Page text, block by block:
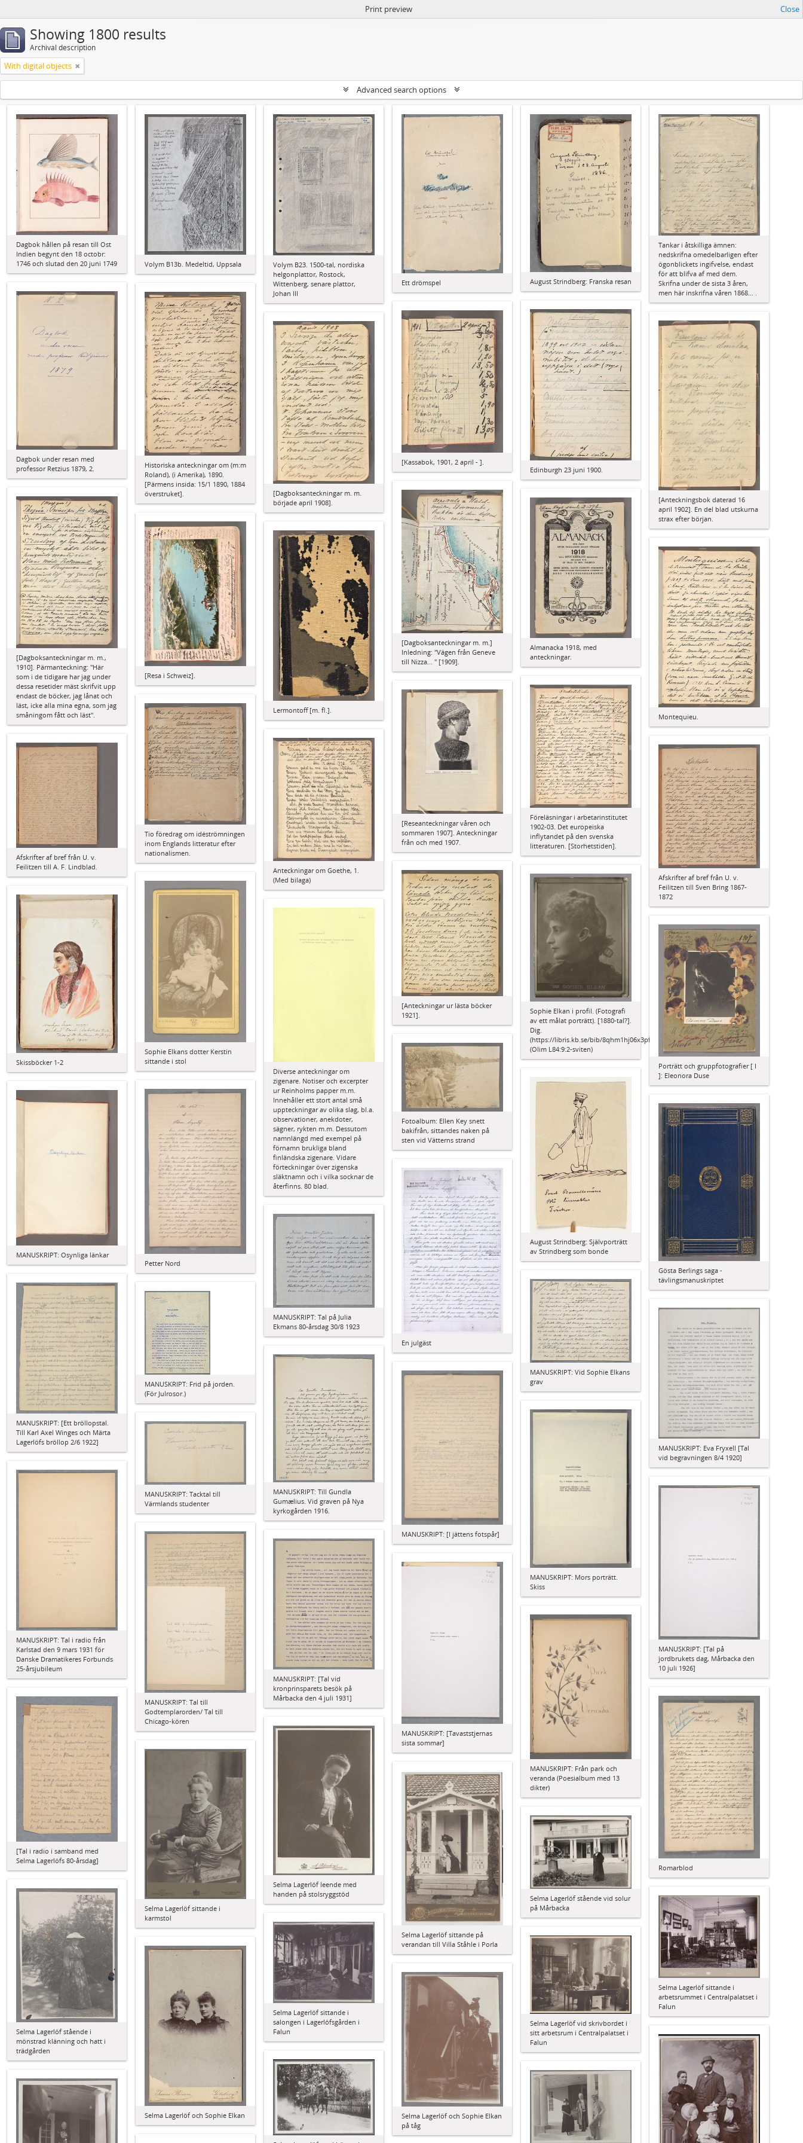
Print preview Close
Showing 1800 results
Archival description
With digital objects
Advanced search options
Dagbok hållen på resan till Ost
Indien begynt den 18 octobr:
1746 och slutad den 20 juni 1749
Volym B13b. Medeltid, Uppsala
Volym B23. 1500-tal, nordiska
helgonplattor, Rostock,
Wittenberg, senare plattor,
Johan III
Ett drömspel August Strindberg: Franska resan
Tankar i åtskilliga ämnen:
nedskrifna omedelbarligen efter
ögonblickets ingifvelse, endast
för att blifva af med dem.
Skrifna under de sista 3 åren,
men här inskrifna våren 1868... .
Dagbok under resan med
professor Retzius 1879, 2.
Historiska anteckningar om (m:m
Roland), (i Amerika), 1890.
[Pärmens insida: 15/1 1890, 1884
överstruket].
Edinburgh 23 juni 1900.
[Kassabok, 1901, 2 april - ].
[Anteckningsbok daterad 16
april 1902]. En del blad utskurna
strax efter början.
[Dagboksanteckningar m. m.
började april 1908].
[Dagboksanteckningar m. m.]
Inledning: "Vägen från Geneve
till Nizza... " [1909].
[Dagboksanteckningar m. m.,
1910]. Pärmanteckning: "Här
som i de tidigare har jag under
dessa resetider mäst skrifvit upp
endast de böcker, jag lånat och
läst, icke alla mina egna, som jag
småningom fått och läst".
Almanacka 1918, med
anteckningar.
[Resa i Schweiz].
Lermontoff [m. fl.].
Montequieu.
Föreläsningar i arbetarinstitutet
1902-03. Det europeiska
inflytandet på den svenska
litteraturen. [Storhetstiden].
[Reseanteckningar våren och
sommaren 1907]. Anteckningar
från och med 1907.
Tio föredrag om idéströmningen
inom Englands litteratur efter
nationalismen.
Anteckningar om Goethe, 1.
(Med bilaga)
Afskrifter af bref från U. v.
Feilitzen till A. F. Lindblad.
Afskrifter af bref från U. v.
Feilitzen till Sven Bring 1867-
1872
[Anteckningar ur lästa böcker
1921].
Sophie Elkan i profil. (Fotografi
av ett målat porträtt). [1880-tal?].
Dig.
(https://libris.kb.se/bib/8qhm1hj06x3pf496)
(Olim L84:9:2-sviten)
Sophie Elkans dotter Kerstin
sittande i stol
Skissböcker 1-2
Diverse anteckningar om
zigenare. Notiser och excerpter
ur Reinholms papper m.m.
Innehåller ett stort antal små
uppteckningar av olika slag, bl.a.
observationer, anekdoter,
sägner, rykten m.m. Dessutom
namnlängd med exempel på
förnamn brukliga bland
finländska zigenare. Vidare
förteckningar över zigenska
släktnamn och i vilka socknar de
återfinns. 80 blad.
Porträtt och gruppfotografier [ I
]: Eleonora Duse
Fotoalbum: Ellen Key snett
bakifrån, sittandes naken på
sten vid Vätterns strand
August Strindberg: Självporträtt
av Strindberg som bonde
Petter Nord
MANUSKRIPT: Osynliga länkar
Gösta Berlings saga -
tävlingsmanuskriptet
En julgäst
MANUSKRIPT: Tal på Julia
Ekmans 80-årsdag 30/8 1923
MANUSKRIPT: Vid Sophie Elkans
grav
MANUSKRIPT: [Ett bröllopstal.
Till Karl Axel Winges och Märta
Lagerlöfs bröllop 2/6 1922]
MANUSKRIPT: Frid på jorden.
(För Julrosor.)
MANUSKRIPT: Eva Fryxell [Tal
vid begravningen 8/4 1920]
MANUSKRIPT: Till Gundla
Gumælius. Vid graven på Nya
kyrkogården 1916.
MANUSKRIPT: [I jättens fotspår]
MANUSKRIPT: Mors porträtt.
Skiss
MANUSKRIPT: Tacktal till
Värmlands studenter
MANUSKRIPT: Tal i radio från
Karlstad den 9 mars 1931 för
Danske Dramatikeres Forbunds
25-årsjubileum
MANUSKRIPT: [Tal på
jordbrukets dag, Mårbacka den
10 juli 1926]
MANUSKRIPT: Tal till
Godtemplarorden/ Tal till
Chicago-kören
MANUSKRIPT: [Tal vid
kronprinsparets besök på
Mårbacka den 4 juli 1931]
MANUSKRIPT: [Tavaststjernas
sista sommar]
MANUSKRIPT: Från park och
veranda (Poesialbum med 13
dikter)
Romarblod
[Tal i radio i samband med
Selma Lagerlöfs 80-årsdag]
Selma Lagerlöf leende med
handen på stolsryggstöd
Selma Lagerlöf sittande i
karmstol
Selma Lagerlöf sittande på
verandan till Villa Ståhle i Porla
Selma Lagerlöf stående vid solur
på Mårbacka
Selma Lagerlöf stående i
mönstrad klänning och hatt i
trädgården
Selma Lagerlöf sittande i
arbetsrummet i Centralpalatset i
Falun
Selma Lagerlöf sittande i
salongen i Lagerlöfsgården i
Falun
Selma Lagerlöf vid skrivbordet i
sitt arbetsrum i Centralpalatset i
Falun
Selma Lagerlöf och Sophie Elkan
Selma Lagerlöf och Sophie Elkan
på tåg